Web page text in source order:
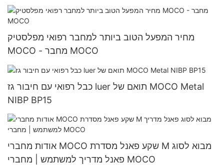
מחיר המפעל הטוב ביותר למחבר רפואי מפלסטיק
MOCO - מחבר MOCO
כבל רפואי עם חיבור גז luer תואם של MOCO Metal
NIBP BP15
אודות מחברי MOCO שקע פאנל מסדרת M מבוא לסוג
פאנל מדריך למשתמש | מחברי MOCO